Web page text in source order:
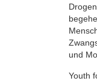
und
Youth